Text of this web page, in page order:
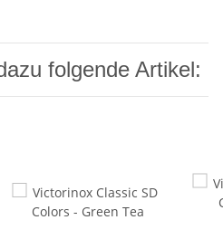
folgende Artikel: